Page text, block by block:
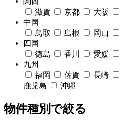
滋賀
京都 大阪
中国
鳥取
島根 岡山
四国
徳島
香川 愛媛
九州
福岡
佐賀 長崎
鹿児島
沖縄
物件種別で絞る